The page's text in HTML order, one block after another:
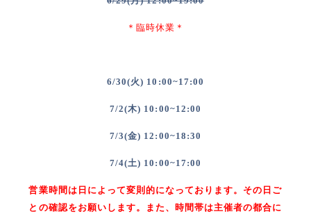
＊臨時休業＊
6/30(火) 10:00~17:00
7/2(木) 10:00~12:00
7/3(金) 12:00~18:30
7/4(土) 10:00~17:00
営業時間は日によって変則的になっております。その日ご
との確認をお願いします。また、時間帯は主催者の都合に